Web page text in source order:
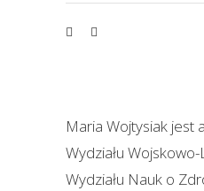
Maria Wojtysiak jest
Wydziału
Wydziału Nauk o